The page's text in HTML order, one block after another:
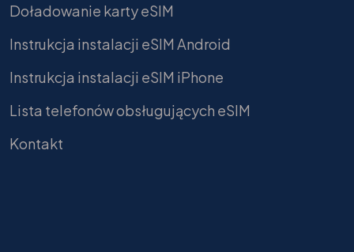
Doładowanie karty eSIM
Instrukcja instalacji eSIM Android
Instrukcja instalacji eSIM iPhone
Lista telefonów obsługujących eSIM
Kontakt